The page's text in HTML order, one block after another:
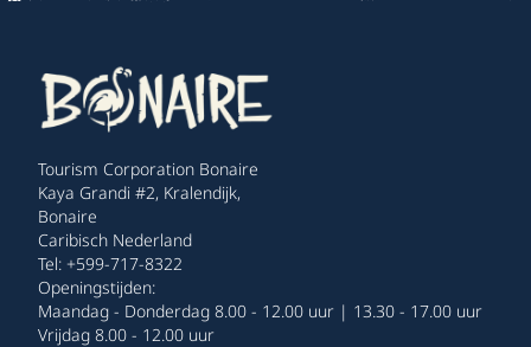
Tourism Corporation Bonaire
Kaya Grandi #2, Kralendijk,
Bonaire
Caribisch Nederland
Tel: +599-717-8322
Openingstijden:
Maandag - Donderdag 8.00 - 12.00 uur | 13.30 - 17.00 uur
Vrijdag 8.00 - 12.00 uur